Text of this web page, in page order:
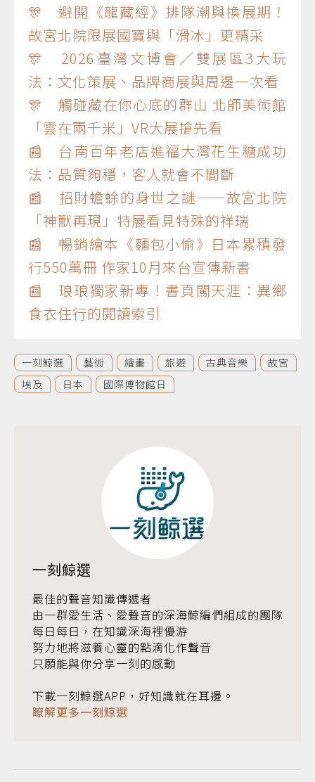
🎊 避開《龍藏經》排隊潮與換展期！
故宮北院限展國寶與「滑冰」更精采
🎊 2026臺灣文博會／雙展區3大玩
法：文化策展、品牌商展與周邊一次看
🎊 觸碰藏在你心底的群山 北師美術館
「雲在兩千米」VR大展搶先看
📰 台南百年老店進福大灣花生糖成功
法：品質夠穩，客人就會不間斷
📰 招財蟾蜍的身世之謎——故宮北院
「神獸再現」特展看見特殊的祥瑞
📰 暢銷繪本《麵包小偷》日本累積發
行550萬冊 作家10月來台宣傳新書
📰 琅琅獨家新專！書頁闖天涯：異鄉
食衣住行的閱讀索引
一刻鯨選 藝術 繪畫 旅遊 古典音樂
故宮
埃及
日本 國際博物館日
一刻鯨選
最佳的聲音知識傳遞者
由一群愛生活、愛聲音的深海鯨編們組成的團隊
每日每日，在知識深海裡優游
努力地將滋養心靈的點滴化作聲音
只願能與你分享一刻的感動
下載一刻鯨選APP，好知識就在耳邊。
瞭解更多一刻鯨選